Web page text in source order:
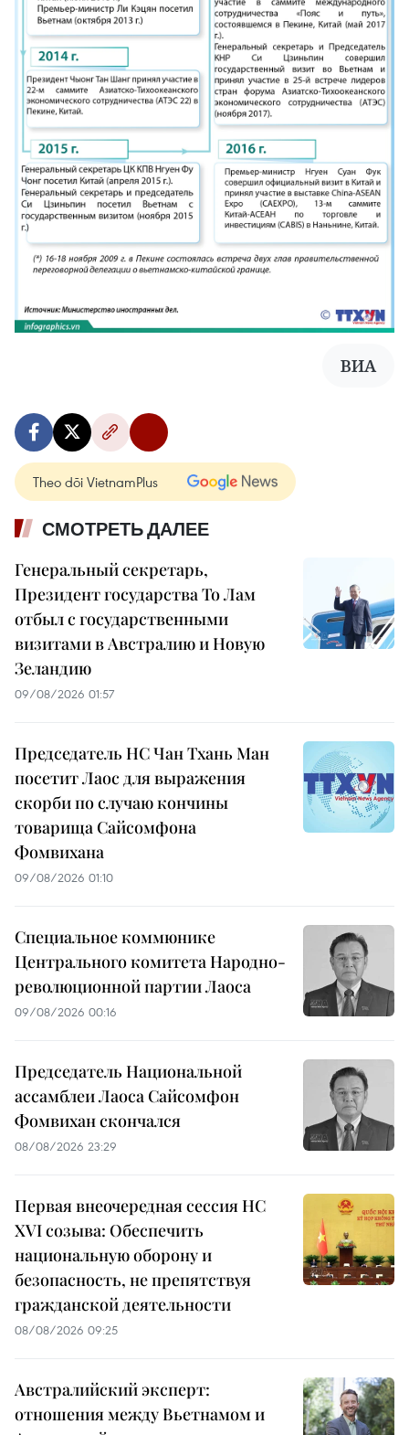
ВИА
Theo dõi VietnamPlus
СМОТРЕТЬ ДАЛЕЕ
Генеральный секретарь,
Президент государства То Лам
отбыл с государственными
визитами в Австралию и Новую
Зеландию
09/08/2026 01:57
Председатель НС Чан Тхань Ман
посетит Лаос для выражения
скорби по случаю кончины
товарища Сайсомфона
Фомвихана
09/08/2026 01:10
Специальное коммюнике
Центрального комитета Народно-
революционной партии Лаоса
09/08/2026 00:16
Председатель Национальной
ассамблеи Лаоса Сайсомфон
Фомвихан скончался
08/08/2026 23:29
Первая внеочередная сессия НС
XVI созыва: Обеспечить
национальную оборону и
безопасность, не препятствуя
гражданской деятельности
08/08/2026 09:25
Австралийский эксперт:
отношения между Вьетнамом и